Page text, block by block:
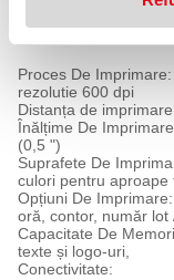
Proces De
rezolutie 600 dpi
Distanța de
Înălțime De
(0,5 ")
Suprafete De
culori pentru aproape
Opțiuni De
oră, contor, număr
Capacitate De
texte și logo-uri,
Conectivitate: